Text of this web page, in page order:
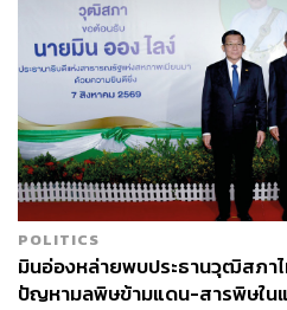
ABOUT
POLITICS
มินอ่องหล่ายพบประธานวุฒิสภา
ปัญหามลพิษข้ามแดน-สารพิษใน